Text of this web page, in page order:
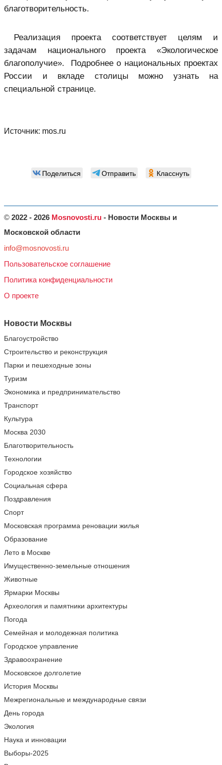
благотворительность.
Реализация проекта соответствует целям и
задачам национального проекта «Экологическое
благополучие». Подробнее о национальных проектах
России и вкладе столицы можно узнать на
специальной странице.
Источник: mos.ru
Поделиться Отправить Класснуть
© 2022 - 2026 Mosnovosti.ru - Новости Москвы и
Московской области
info@mosnovosti.ru
Пользовательское соглашение
Политика конфиденциальности
О проекте
Новости Москвы
Благоустройство
Строительство и реконструкция
Парки и пешеходные зоны
Туризм
Экономика и предпринимательство
Транспорт
Культура
Москва 2030
Благотворительность
Технологии
Городское хозяйство
Социальная сфера
Поздравления
Спорт
Московская программа реновации жилья
Образование
Лето в Москве
Имущественно-земельные отношения
Животные
Ярмарки Москвы
Археология и памятники архитектуры
Погода
Семейная и молодежная политика
Городское управление
Здравоохранение
Московское долголетие
История Москвы
Межрегиональные и международные связи
День города
Экология
Наука и инновации
Выборы-2025